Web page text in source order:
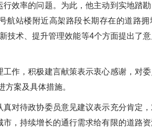
效率的问题。为此，他主动到实地踏
航站楼附近高架路段长期存在的道路拥
技术、提升管理效能等4个方面提出了
作，积极建言献策表示衷心感谢，对
案及具体措施。
对待政协委员意见建议表示充分肯定
，持续增长的通行需求给有限的道路